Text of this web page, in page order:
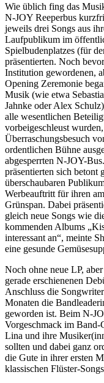
Wie üblich fing das
N-JOY Reeperbus
jeweils drei Songs aus
Laufpublikum im
Spielbudenplatzes (für
präsentierten. Noch
Institution gewordenen,
Opening Zeremonie
Musik (wie etwa
Jahnke oder Alex
alle wesentlichen
vorbeigeschleust
Überraschungsbesuch
ordentlichen Bühne
abgesperrten N-JOY-
präsentierten sich betont
überschaubaren
Werbeauftritt für ihren
Grünspan. Dabei
gleich neue Songs wie
kommenden Albums
interessant an“, meinte
eine gesunde
Noch ohne neue LP,
gerade erschienenen
Anschluss die
Monaten die
geworden ist. Beim N-
Vorgeschmack im
Lina und ihre
sollten und dabei ganz
die Gute in ihrer ersten
klassischen Flüster-